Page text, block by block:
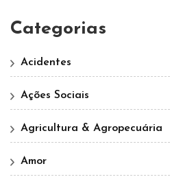
Categorias
Acidentes
Ações Sociais
Agricultura & Agropecuária
Amor